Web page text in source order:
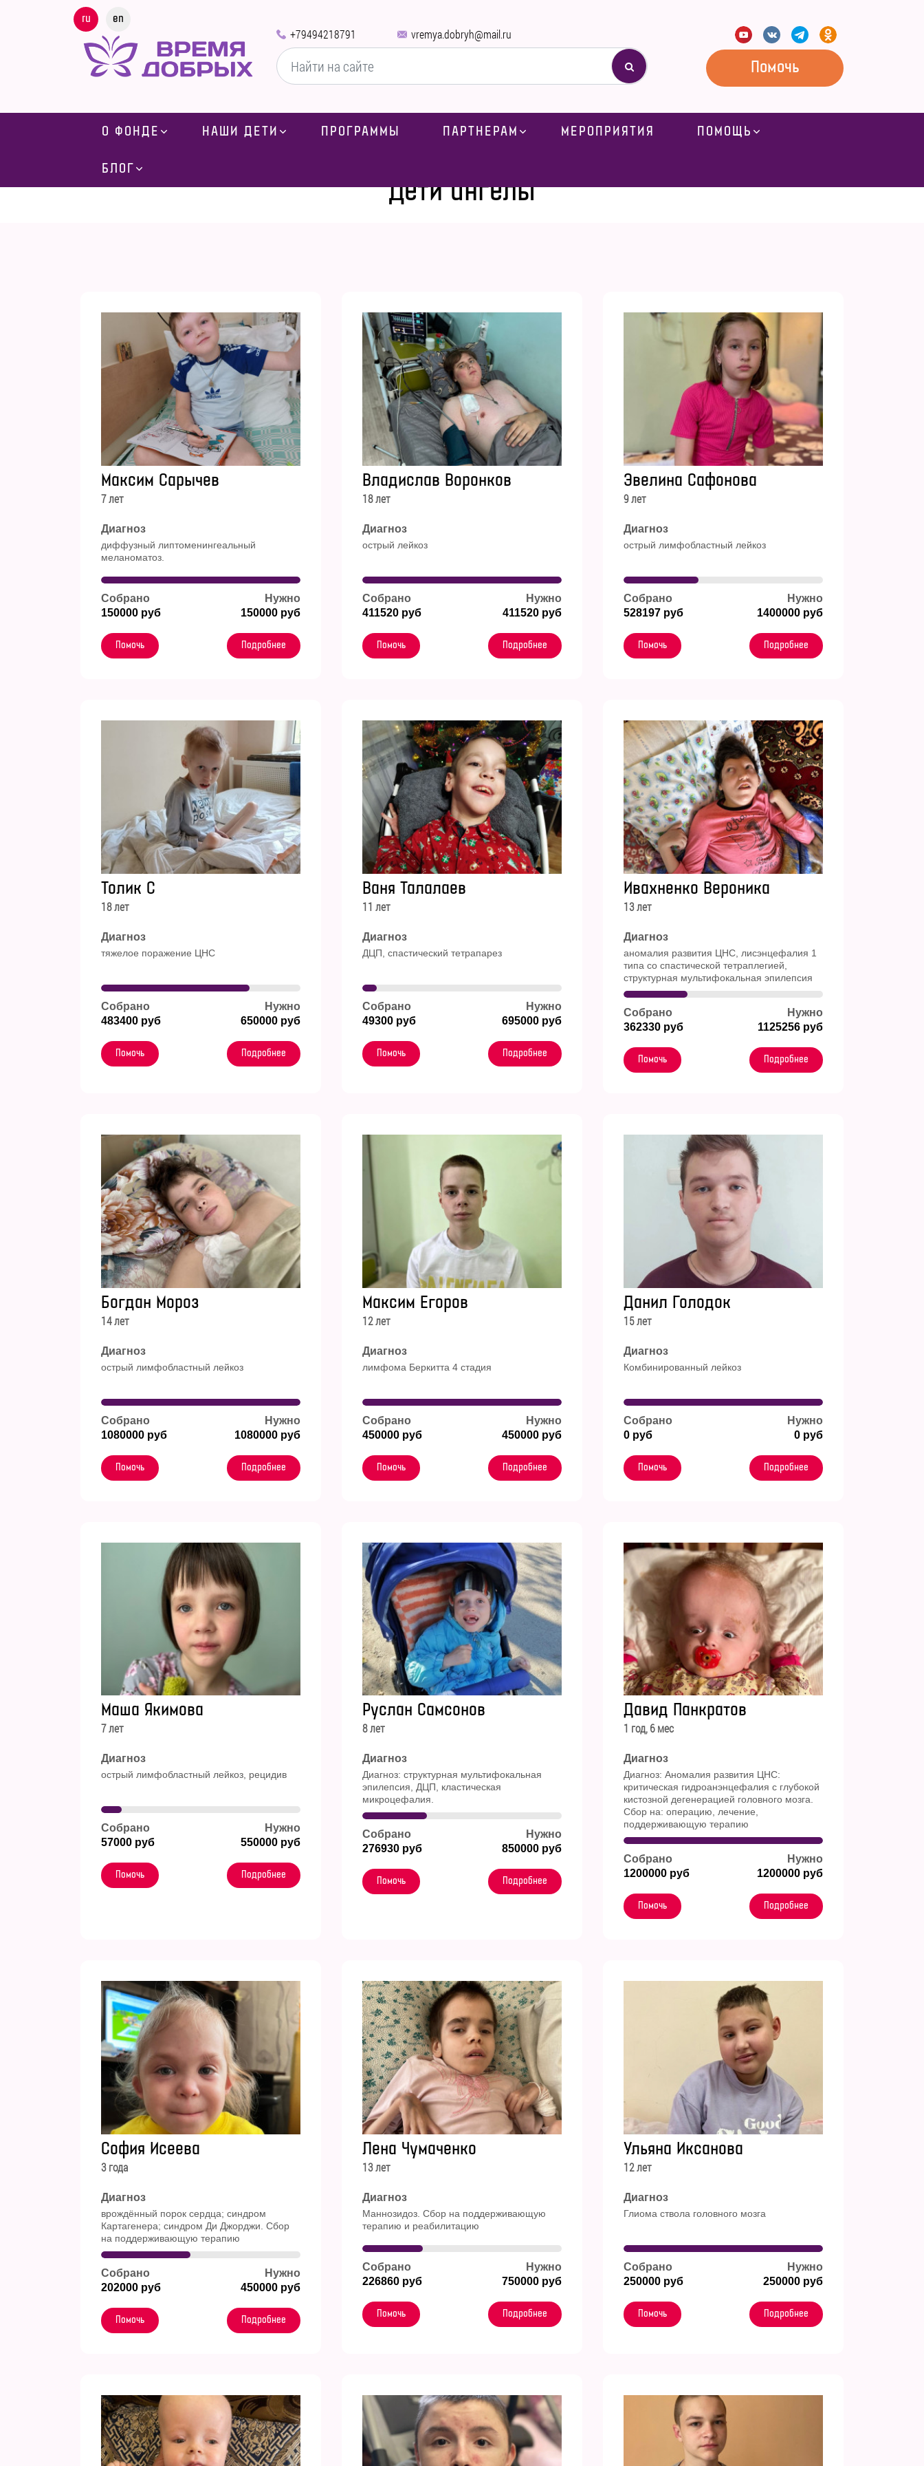
ru en
+79494218791 vremya.dobryh@mail.ru
Помочь
О ФОНДЕ НАШИ ДЕТИ ПРОГРАММЫ ПАРТНЕРАМ МЕРОПРИЯТИЯ ПОМОЩЬ
БЛОГ
Дети ангелы
Максим Сарычев
7 лет
Диагноз
диффузный липтоменингеальный
меланоматоз.
Собрано
150000 руб
Нужно
150000 руб
Помочь Подробнее
Владислав Воронков
18 лет
Диагноз
острый лейкоз
Собрано
411520 руб
Нужно
411520 руб
Помочь Подробнее
Эвелина Сафонова
9 лет
Диагноз
острый лимфобластный лейкоз
Собрано
528197 руб
Нужно
1400000 руб
Помочь Подробнее
Толик С
18 лет
Диагноз
тяжелое поражение ЦНС
Собрано
483400 руб
Нужно
650000 руб
Помочь Подробнее
Ваня Талалаев
11 лет
Диагноз
ДЦП, спастический тетрапарез
Собрано
49300 руб
Нужно
695000 руб
Помочь Подробнее
Ивахненко Вероника
13 лет
Диагноз
аномалия развития ЦНС, лисэнцефалия 1
типа со спастической тетраплегией,
структурная мультифокальная эпилепсия
Собрано
362330 руб
Нужно
1125256 руб
Помочь Подробнее
Богдан Мороз
14 лет
Диагноз
острый лимфобластный лейкоз
Собрано
1080000 руб
Нужно
1080000 руб
Помочь Подробнее
Максим Егоров
12 лет
Диагноз
лимфома Беркитта 4 стадия
Собрано
450000 руб
Нужно
450000 руб
Помочь Подробнее
Данил Голодок
15 лет
Диагноз
Комбинированный лейкоз
Собрано
0 руб
Нужно
0 руб
Помочь Подробнее
Маша Якимова
7 лет
Диагноз
острый лимфобластный лейкоз, рецидив
Собрано
57000 руб
Нужно
550000 руб
Помочь Подробнее
Руслан Самсонов
8 лет
Диагноз
Диагноз: структурная мультифокальная
эпилепсия, ДЦП, кластическая
микроцефалия.
Собрано
276930 руб
Нужно
850000 руб
Помочь Подробнее
Давид Панкратов
1 год, 6 мес
Диагноз
Диагноз: Аномалия развития ЦНС:
критическая гидроанэнцефалия с глубокой
кистозной дегенерацией головного мозга.
Сбор на: операцию, лечение,
поддерживающую терапию
Собрано
1200000 руб
Нужно
1200000 руб
Помочь Подробнее
София Исеева
3 года
Диагноз
врождённый порок сердца; синдром
Картагенера; синдром Ди Джорджи. Сбор
на поддерживающую терапию
Собрано
202000 руб
Нужно
450000 руб
Помочь Подробнее
Лена Чумаченко
13 лет
Диагноз
Маннозидоз. Сбор на поддерживающую
терапию и реабилитацию
Собрано
226860 руб
Нужно
750000 руб
Помочь Подробнее
Ульяна Иксанова
12 лет
Диагноз
Глиома ствола головного мозга
Собрано
250000 руб
Нужно
250000 руб
Помочь Подробнее